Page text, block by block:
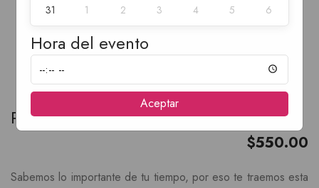
Paquete Decoración Bronce
$550.00
Sabemos lo importante de tu tiempo, por eso te traemos esta
31 1 2 3 4 5 6
Hora del evento
Aceptar